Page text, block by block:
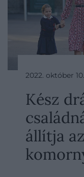
2022. október
Kész
állítja